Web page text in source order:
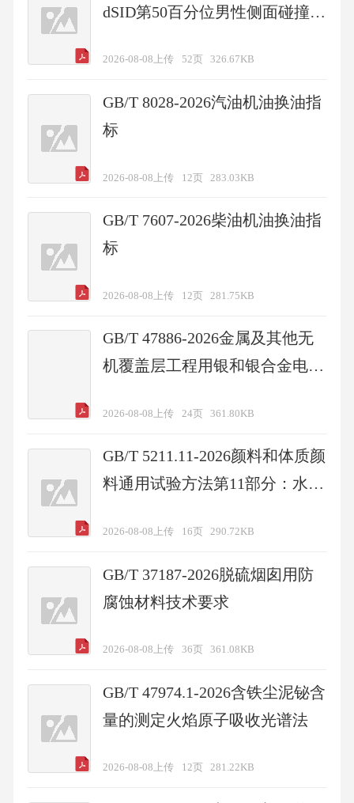
dSID第50百分位男性侧面碰撞假
机械子系统
2026-08-08上传 52页 326.67KB
GB/T 8028-2026汽油机油换油指
标
2026-08-08上传 12页 283.03KB
GB/T 7607-2026柴油机油换油指
标
2026-08-08上传 12页 281.75KB
GB/T 47886-2026金属及其他无
机覆盖层工程用银和银合金电镀
2026-08-08上传 24页 361.80KB
GB/T 5211.11-2026颜料和体质颜
料通用试验方法第11部分：水溶
2026-08-08上传 16页 290.72KB
GB/T 37187-2026脱硫烟囱用防
腐蚀材料技术要求
2026-08-08上传 36页 361.08KB
GB/T 47974.1-2026含铁尘泥铋含
量的测定火焰原子吸收光谱法
2026-08-08上传 12页 281.22KB